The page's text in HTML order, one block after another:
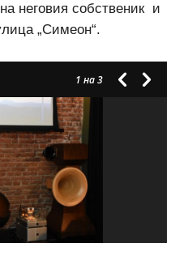
неговия собственик и
„Симеон“.
1 на 3